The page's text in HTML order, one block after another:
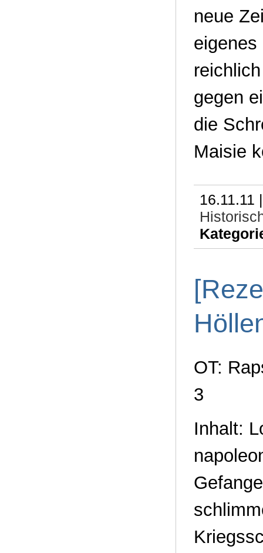
neue
gegen
die
Maisie
16.11.11
OT:
3
Inhalt: